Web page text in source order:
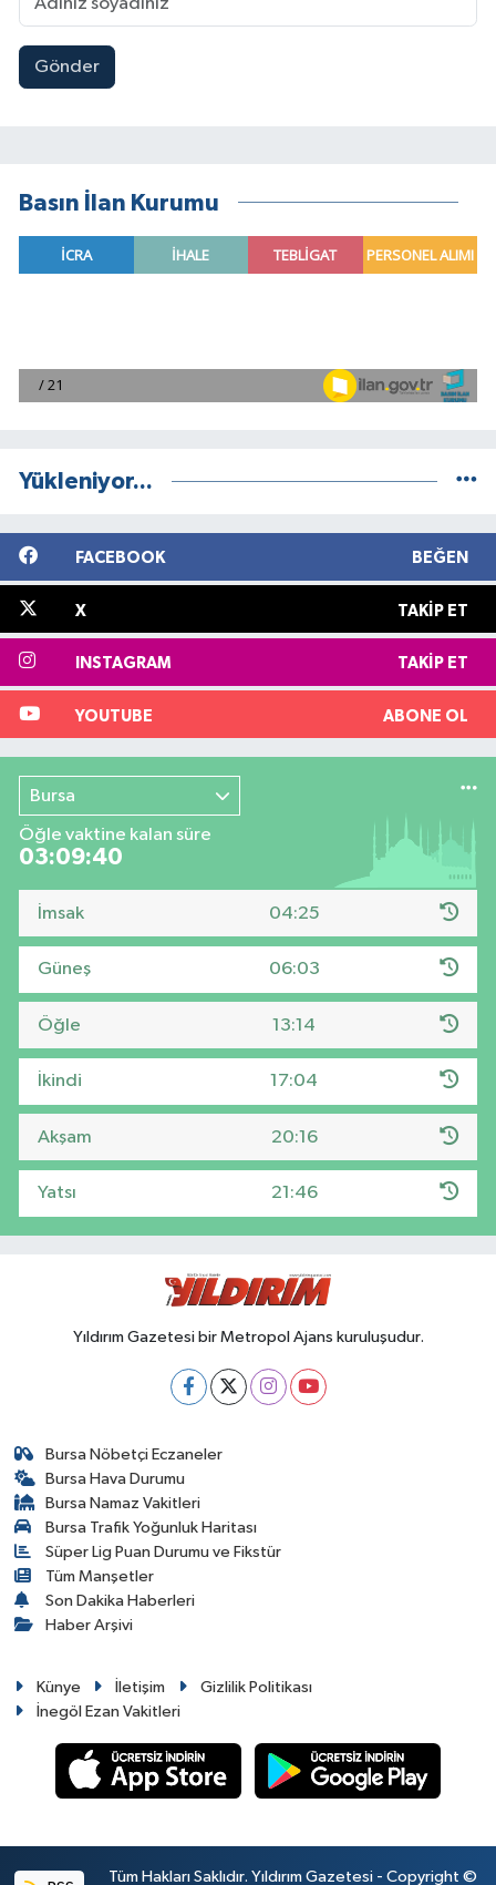
Gönder
Basın İlan Kurumu
Yükleniyor...
FACEBOOK BEĞEN
X TAKIP ET
INSTAGRAM TAKIP ET
YOUTUBE ABONE OL
Bursa
Öğle vaktine kalan süre
03:09:39
İmsak 04:25
Güneş 06:03
Öğle 13:14
İkindi 17:04
Akşam 20:16
Yatsı 21:46
Yıldırım Gazetesi bir Metropol Ajans kuruluşudur.
Bursa Nöbetçi Eczaneler
Bursa Hava Durumu
Bursa Namaz Vakitleri
Bursa Trafik Yoğunluk Haritası
Süper Lig Puan Durumu ve Fikstür
Tüm Manşetler
Son Dakika Haberleri
Haber Arşivi
Künye İletişim
Gizlilik Politikası
İnegöl Ezan Vakitleri
Tüm Hakları Saklıdır. Yıldırım Gazetesi - Copyright ©